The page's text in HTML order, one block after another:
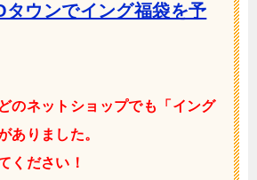
タウンでイング福袋を予
のネットショップでも「 イング
ありました。
ください！